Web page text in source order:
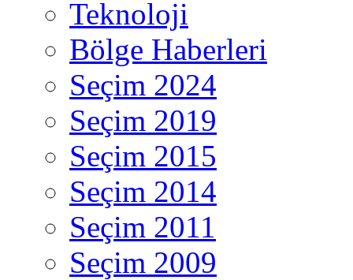
Teknoloji
Bölge Haberleri
Seçim 2024
Seçim 2019
Seçim 2015
Seçim 2014
Seçim 2011
Seçim 2009